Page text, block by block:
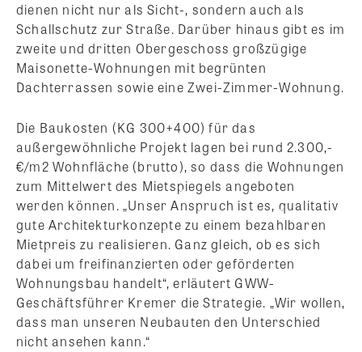
dienen nicht nur als Sicht-, sondern auch als
Schallschutz zur Straße. Darüber hinaus gibt es im
zweite und dritten Obergeschoss großzügige
Maisonette-Wohnungen mit begrünten
Dachterrassen sowie eine Zwei-Zimmer-Wohnung.
Die Baukosten (KG 300+400) für das
außergewöhnliche Projekt lagen bei rund 2.300,-
€/m2 Wohnfläche (brutto), so dass die Wohnungen
zum Mittelwert des Mietspiegels angeboten
werden können. „Unser Anspruch ist es, qualitativ
gute Architekturkonzepte zu einem bezahlbaren
Mietpreis zu realisieren. Ganz gleich, ob es sich
dabei um freifinanzierten oder geförderten
Wohnungsbau handelt“, erläutert GWW-
Geschäftsführer Kremer die Strategie. „Wir wollen,
dass man unseren Neubauten den Unterschied
nicht ansehen kann.“